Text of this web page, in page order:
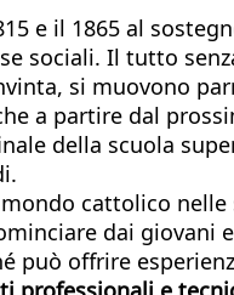
e il 1865 al
Il tutto
si muovono
a partire dal
della scuola
cattolico nelle
dai giovani
può offrire